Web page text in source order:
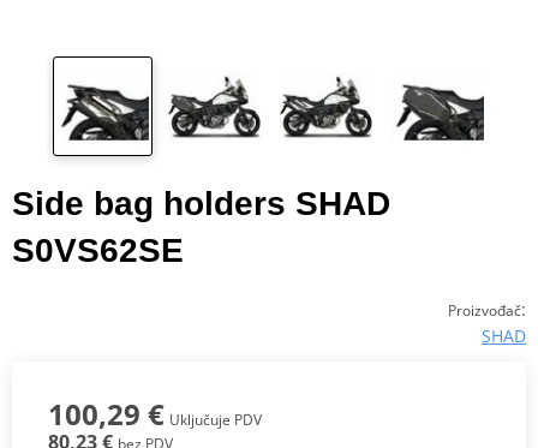
Side bag holders SHAD
S0VS62SE
Proizvođač:
SHAD
100,29 € Uključuje PDV
80,23 € bez PDV